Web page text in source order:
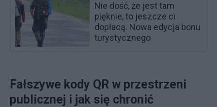
Nie dość, że jest tam
pięknie, to jeszcze ci
dopłacą. Nowa edycja bonu
turystycznego
Fałszywe kody QR w przestrzeni
publicznej i jak się chronić